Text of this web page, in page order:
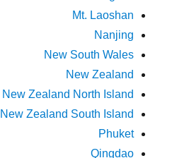
Mt. Laoshan
Nanjing
New South Wales
New Zealand
New Zealand North Island
New Zealand South Island
Phuket
Qingdao